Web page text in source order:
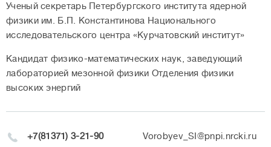
Ученый секретарь Петербургского института ядерной
физики им. Б.П. Константинова Национального
исследовательского центра «Курчатовский институт»
Кандидат физико-математических наук, заведующий
лабораторией мезонной физики Отделения физики
высоких энергий
+7(81371) 3-21-90 Vorobyev_SI@pnpi.nrcki.ru